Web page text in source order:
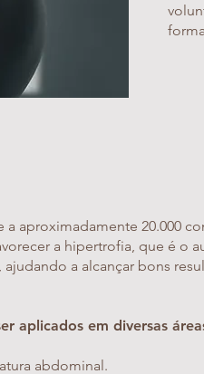
a aproximadamente 20.000
a hipertrofia, que é o
a alcançar bons
aplicados em diversas
abdominal.